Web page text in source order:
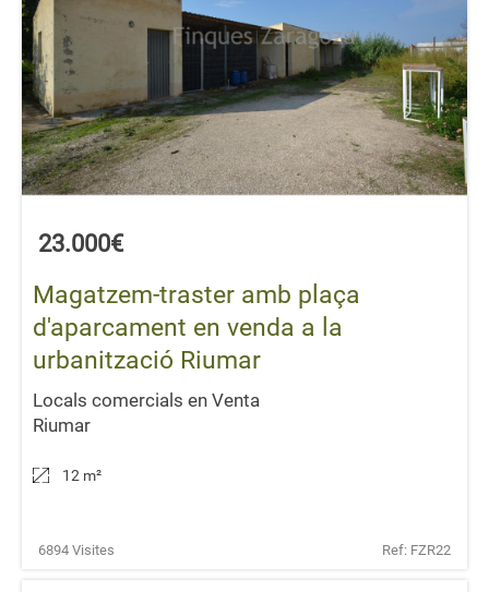
23.000€
Magatzem-traster amb plaça
d'aparcament en venda a la
urbanització Riumar
Locals comercials en Venta
Riumar
12 m²
6894 Visites Ref: FZR22